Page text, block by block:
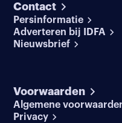
Contact
Persinformatie
Adverteren bij IDFA
Nieuwsbrief
Voorwaarden
Algemene
Privacy